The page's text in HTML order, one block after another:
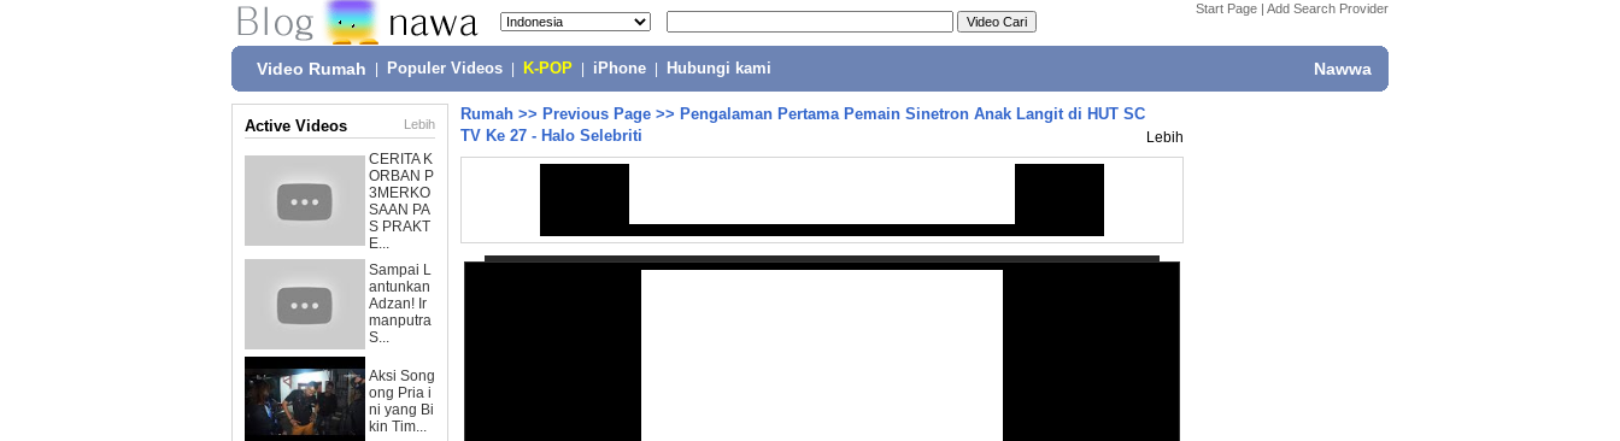
Start Page | Add Search Provider
Video Rumah Populer Videos K-POP iPhone Hubungi kami Nawwa
Active Videos Lebih
CERITA K
ORBAN P
3MERKO
SAAN PA
S PRAKT
E...
Sampai L
antunkan
Adzan! Ir
manputra
S...
Aksi Song
ong Pria i
ni yang Bi
kin Tim...
Rumah >> Previous Page >> Pengalaman Pertama Pemain Sinetron Anak Langit di HUT SC
TV Ke 27 - Halo Selebriti
Lebih